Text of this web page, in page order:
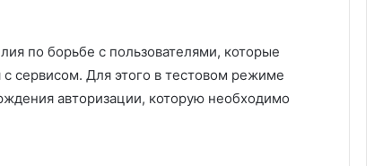
по борьбе с пользователями, которые
сервисом. Для этого в тестовом режиме
авторизации, которую необходимо